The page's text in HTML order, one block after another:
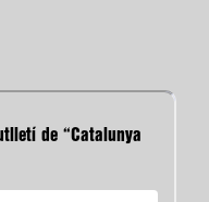
de “Catalunya